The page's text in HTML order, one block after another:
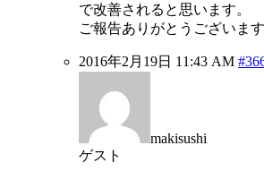
で改善されると思います。
ご報告ありがとうございます
2016年2月19日 11:43 AM
makisushi
ゲスト